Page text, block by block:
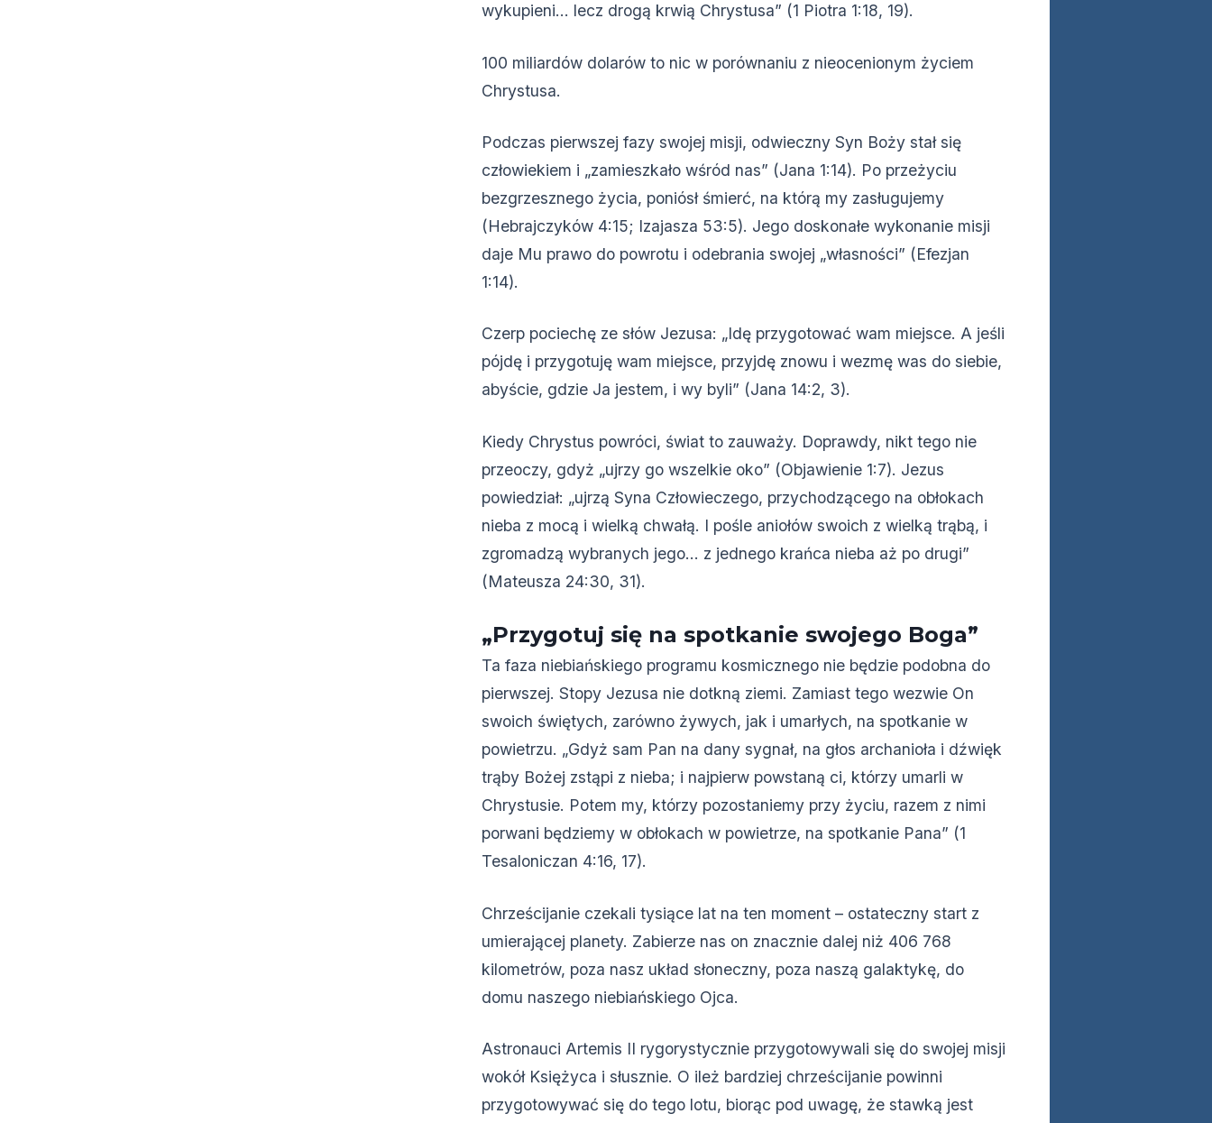
wykupieni… lecz drogą krwią Chrystusa” (1 Piotra 1:18, 19).
100 miliardów dolarów to nic w porównaniu z nieocenionym życiem
Chrystusa.
Podczas pierwszej fazy swojej misji, odwieczny Syn Boży stał się
człowiekiem i „zamieszkało wśród nas” (Jana 1:14). Po przeżyciu
bezgrzesznego życia, poniósł śmierć, na którą my zasługujemy
(Hebrajczyków 4:15; Izajasza 53:5). Jego doskonałe wykonanie misji
daje Mu prawo do powrotu i odebrania swojej „własności” (Efezjan
1:14).
Czerp pociechę ze słów Jezusa: „Idę przygotować wam miejsce. A jeśli
pójdę i przygotuję wam miejsce, przyjdę znowu i wezmę was do siebie,
abyście, gdzie Ja jestem, i wy byli” (Jana 14:2, 3).
Kiedy Chrystus powróci, świat to zauważy. Doprawdy, nikt tego nie
przeoczy, gdyż „ujrzy go wszelkie oko” (Objawienie 1:7). Jezus
powiedział: „ujrzą Syna Człowieczego, przychodzącego na obłokach
nieba z mocą i wielką chwałą. I pośle aniołów swoich z wielką trąbą, i
zgromadzą wybranych jego… z jednego krańca nieba aż po drugi”
(Mateusza 24:30, 31).
„Przygotuj się na spotkanie swojego Boga”
Ta faza niebiańskiego programu kosmicznego nie będzie podobna do
pierwszej. Stopy Jezusa nie dotkną ziemi. Zamiast tego wezwie On
swoich świętych, zarówno żywych, jak i umarłych, na spotkanie w
powietrzu. „Gdyż sam Pan na dany sygnał, na głos archanioła i dźwięk
trąby Bożej zstąpi z nieba; i najpierw powstaną ci, którzy umarli w
Chrystusie. Potem my, którzy pozostaniemy przy życiu, razem z nimi
porwani będziemy w obłokach w powietrze, na spotkanie Pana” (1
Tesaloniczan 4:16, 17).
Chrześcijanie czekali tysiące lat na ten moment – ostateczny start z
umierającej planety. Zabierze nas on znacznie dalej niż 406 768
kilometrów, poza nasz układ słoneczny, poza naszą galaktykę, do
domu naszego niebiańskiego Ojca.
Astronauci Artemis II rygorystycznie przygotowywali się do swojej misji
wokół Księżyca i słusznie. O ileż bardziej chrześcijanie powinni
przygotowywać się do tego lotu, biorąc pod uwagę, że stawką jest